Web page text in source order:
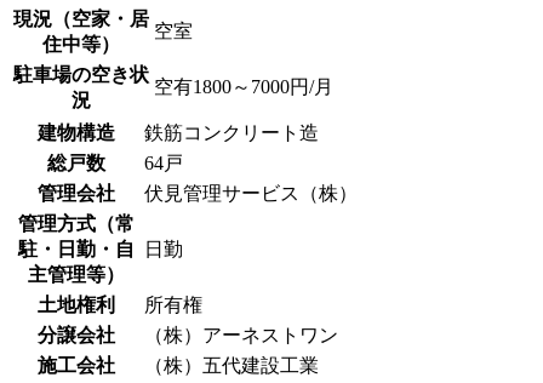
現況（空家・居
住中等）
空室
駐車場の空き状
況
空有1800～7000円/月
建物構造
鉄筋コンクリート造
総戸数
64戸
管理会社
伏見管理サービス（株）
管理方式（常
駐・日勤・自
主管理等）
日勤
土地権利
所有権
分譲会社
（株）アーネストワン
施工会社
（株）五代建設工業